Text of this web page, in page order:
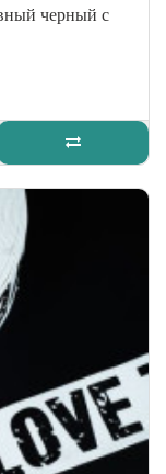
черный с